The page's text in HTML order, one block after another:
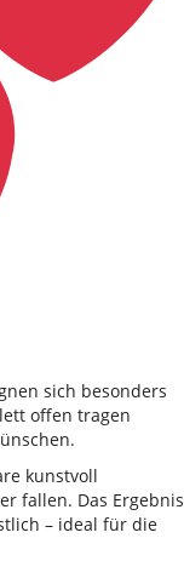
sich besonders
offen tragen
kunstvoll
fallen. Das Ergebnis
– ideal für die